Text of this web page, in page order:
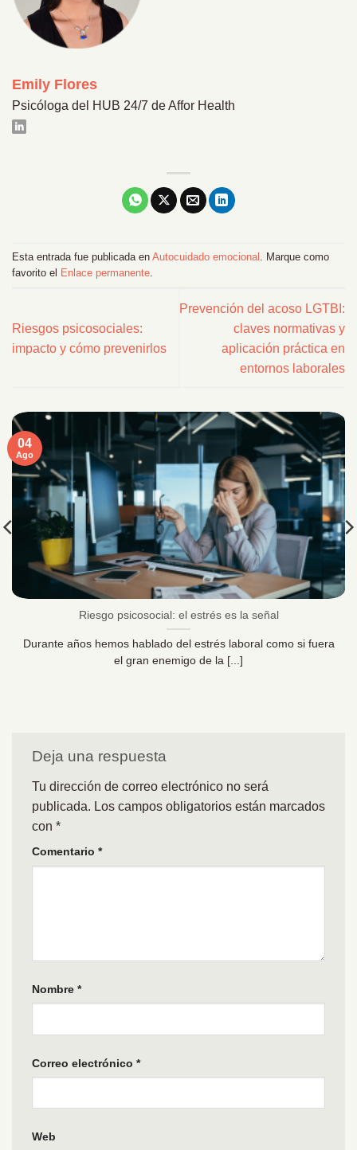
Emily Flores
Psicóloga del HUB 24/7 de Affor Health
Esta entrada fue publicada en Autocuidado emocional . Marque como
favorito el Enlace permanente
Riesgos psicosociales:
impacto y cómo prevenirlos
Prevención del acoso LGTBI:
claves normativas y
aplicación práctica en
entornos laborales
Riesgo psicosocial: el estrés es la señal
Durante años hemos hablado del estrés laboral como si fuera
el gran enemigo de la [...]
04
Ago
Deja una respuesta
Tu dirección de correo electrónico no será
publicada. Los campos obligatorios están marcados
con *
Comentario *
Nombre *
Correo electrónico *
Web